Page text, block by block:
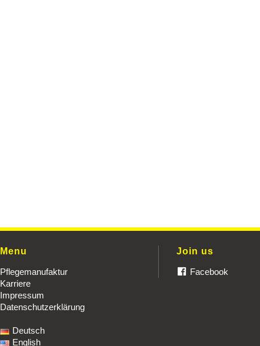
Menu
Pflegemanufaktur
Karriere
Impressum
Datenschutzerklärung
Deutsch
English
Join us
Facebook